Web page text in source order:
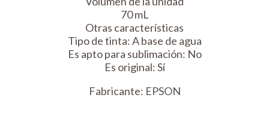
70 mL
Otras características
Tipo de tinta: A base de agua
Es apto para sublimación: No
Es original: Sí
Fabricante: EPSON